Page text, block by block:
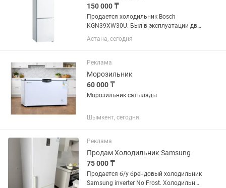
150 000 ₸
Продается холодильник Bosch
KGN39XW30U. Был в эксплуатации два
года. Состояние отличное, есть запах.
Остался выключенным с мясом
клинингом. Новый стоит 525...
Астана, сегодня
Реклама
Морозильник
60 000 ₸
Морозильник сатылады
Шымкент, сегодня
Реклама
Продам Холодильник Samsung
75 000 ₸
Продается б/у брендовый холодильник
Samsung inverter No Frost. Холодильник